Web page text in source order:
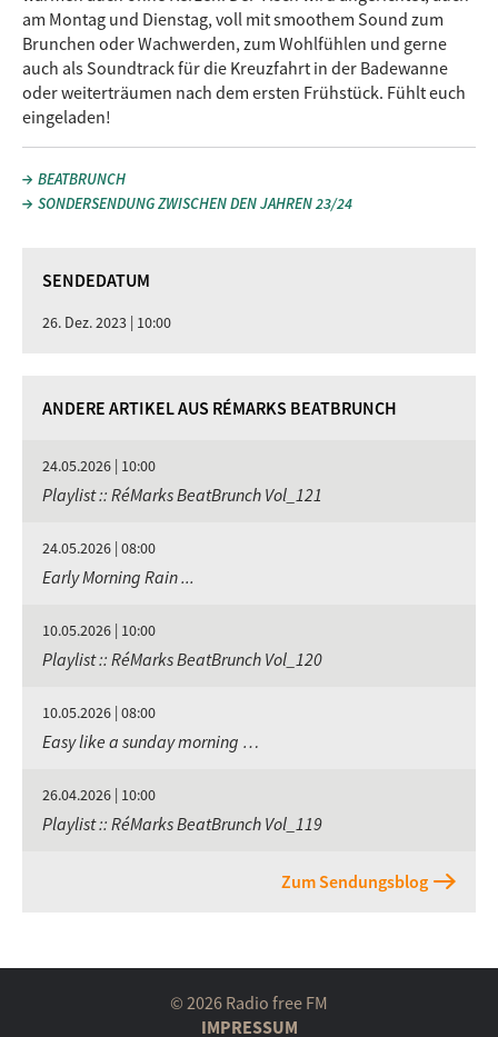
am Montag und Dienstag, voll mit smoothem Sound zum
Brunchen oder Wachwerden, zum Wohlfühlen und gerne
auch als Soundtrack für die Kreuzfahrt in der Badewanne
oder weiterträumen nach dem ersten Frühstück. Fühlt euch
eingeladen!
BEATBRUNCH
SONDERSENDUNG ZWISCHEN DEN JAHREN 23/24
SENDEDATUM
26. Dez. 2023 | 10:00
ANDERE ARTIKEL AUS RÉMARKS BEATBRUNCH
24.05.2026 | 10:00
Playlist :: RéMarks BeatBrunch Vol_121
24.05.2026 | 08:00
Early Morning Rain ...
10.05.2026 | 10:00
Playlist :: RéMarks BeatBrunch Vol_120
10.05.2026 | 08:00
Easy like a sunday morning …
26.04.2026 | 10:00
Playlist :: RéMarks BeatBrunch Vol_119
Zum Sendungsblog
© 2026 Radio free FM
IMPRESSUM